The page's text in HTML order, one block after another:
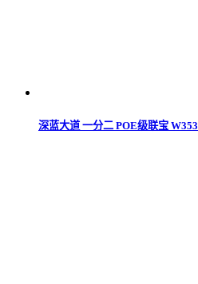
深蓝大道 一分二 POE级联宝 W353